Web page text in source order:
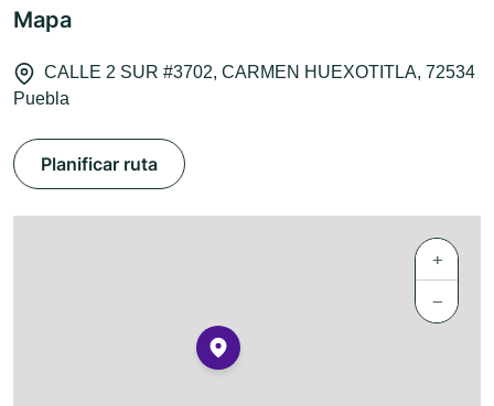
Mapa
CALLE 2 SUR #3702, CARMEN HUEXOTITLA, 72534
Puebla
Planificar ruta
+
−